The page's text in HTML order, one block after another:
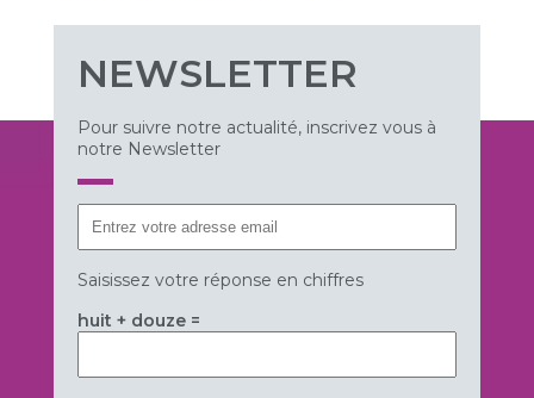
NEWSLETTER
Pour suivre notre actualité, inscrivez vous à
notre Newsletter
Saisissez votre réponse en chiffres
huit + douze =